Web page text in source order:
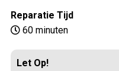
Reparatie Tijd
60 minuten
Let Op!